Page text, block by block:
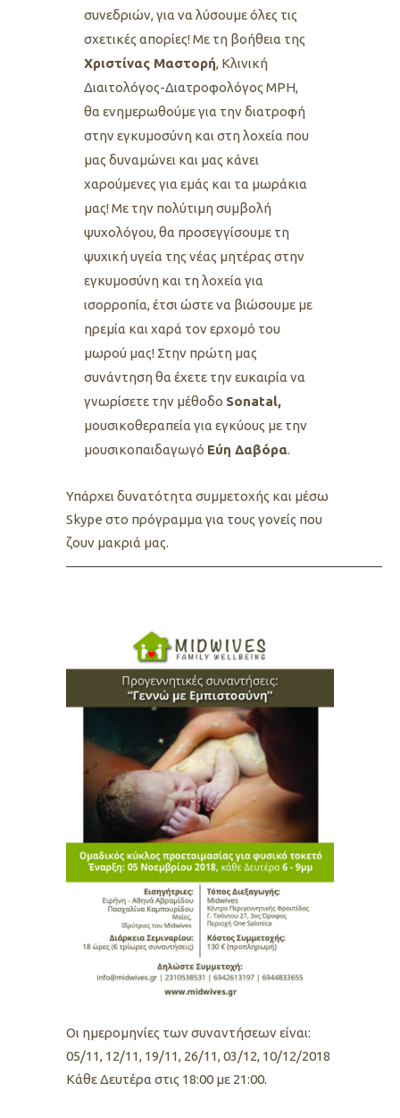
συνεδριών, για να λύσουμε όλες τις
σχετικές απορίες! Με τη βοήθεια της
Χριστίνας Μαστορή, Κλινική
Διαιτολόγος-Διατροφολόγος MPH,
θα ενημερωθούμε για την διατρoφή
στην εγκυμοσύνη και στη λοχεία που
μας δυναμώνει και μας κάνει
χαρούμενες για εμάς και τα μωράκια
μας!Με την πολύτιμη συμβολή
ψυχολόγου, θα προσεγγίσουμε τη
ψυχική υγεία της νέας μητέρας στην
εγκυμοσύνη και τη λοχεία για
ισορροπία, έτσι ώστε να βιώσουμε με
ηρεμία και χαρά τον ερχομό του
μωρού μας! Στην πρώτη μας
συνάντηση θα έχετε την ευκαιρία να
γνωρίσετε την μέθοδο Sonatal,
μουσικοθεραπεία για εγκύους με την
μουσικοπαιδαγωγό Eύη Δαβόρα.
Υπάρχει δυνατότητα συμμετοχής και μέσω
Skype στο πρόγραμμα για τους γονείς που
ζουν μακριά μας.
Oι ημερομηνίες των συναντήσεων είναι:
05/11, 12/11, 19/11, 26/11, 03/12, 10/12/2018
Kάθε Δευτέρα στις 18:00 με 21:00.